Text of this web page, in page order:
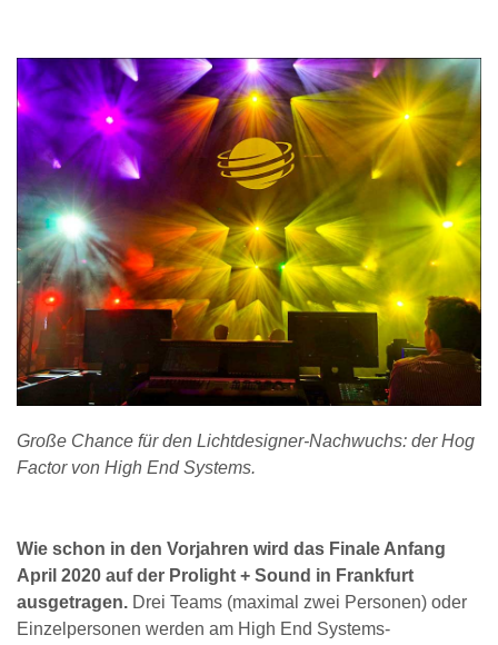
Große Chance für den Lichtdesigner-Nachwuchs: der Hog
Factor von High End Systems.
Wie schon in den Vorjahren wird das Finale Anfang
April 2020 auf der Prolight + Sound in Frankfurt
ausgetragen. Drei Teams (maximal zwei Personen) oder
Einzelpersonen werden am High End Systems-